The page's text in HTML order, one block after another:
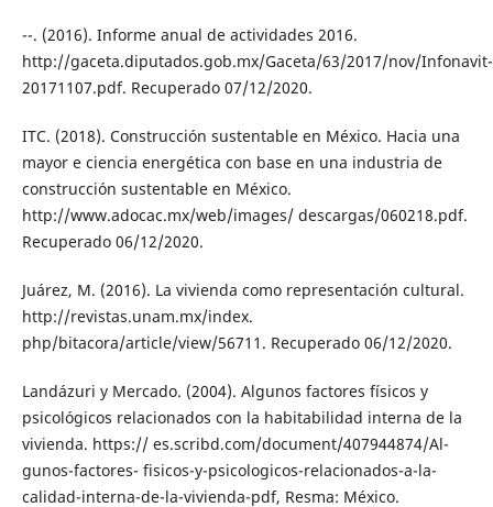
--. (2016). Informe anual de actividades 2016.
http://gaceta.diputados.gob.mx/Gaceta/63/2017/nov/Infonavit-
20171107.pdf. Recuperado 07/12/2020.
ITC. (2018). Construcción sustentable en México. Hacia una
mayor e ciencia energética con base en una industria de
construcción sustentable en México.
http://www.adocac.mx/web/images/ descargas/060218.pdf.
Recuperado 06/12/2020.
Juárez, M. (2016). La vivienda como representación cultural.
http://revistas.unam.mx/index.
php/bitacora/article/view/56711. Recuperado 06/12/2020.
Landázuri y Mercado. (2004). Algunos factores físicos y
psicológicos relacionados con la habitabilidad interna de la
vivienda. https:// es.scribd.com/document/407944874/Al-
gunos-factores- fisicos-y-psicologicos-relacionados-a-la-
calidad-interna-de-la-vivienda-pdf, Resma: México.